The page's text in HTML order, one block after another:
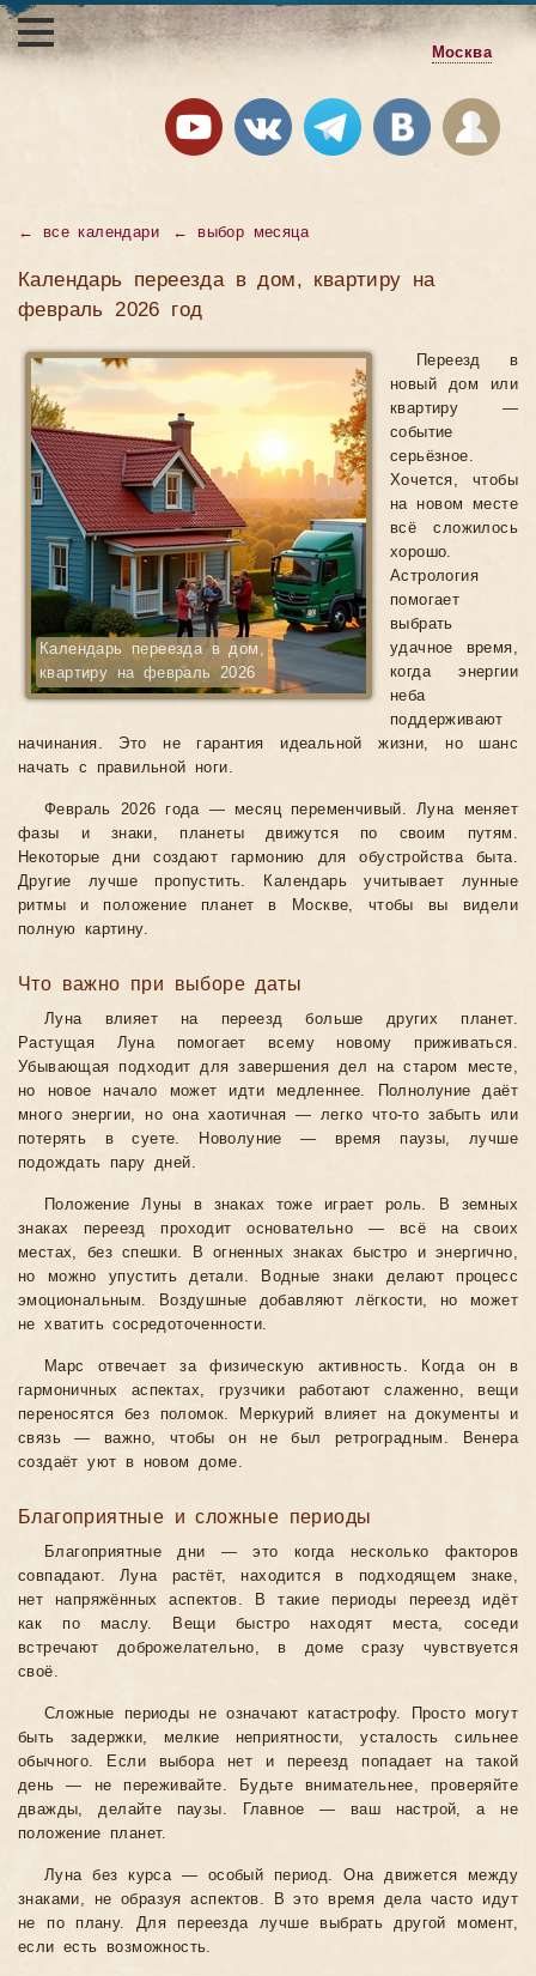
Москва
← все календари ← выбор месяца
Календарь переезда в дом, квартиру на
февраль 2026 год
Календарь переезда в дом,
квартиру на февраль 2026
Переезд в
новый дом или
квартиру —
событие
серьёзное.
Хочется, чтобы
на новом месте
всё сложилось
хорошо.
Астрология
помогает
выбрать
удачное время,
когда энергии
неба
поддерживают
начинания. Это не гарантия идеальной жизни, но шанс
начать с правильной ноги.
Февраль 2026 года — месяц переменчивый. Луна меняет
фазы и знаки, планеты движутся по своим путям.
Некоторые дни создают гармонию для обустройства быта.
Другие лучше пропустить. Календарь учитывает лунные
ритмы и положение планет в Москве, чтобы вы видели
полную картину.
Что важно при выборе даты
Луна влияет на переезд больше других планет.
Растущая Луна помогает всему новому приживаться.
Убывающая подходит для завершения дел на старом месте,
но новое начало может идти медленнее. Полнолуние даёт
много энергии, но она хаотичная — легко что-то забыть или
потерять в суете. Новолуние — время паузы, лучше
подождать пару дней.
Положение Луны в знаках тоже играет роль. В земных
знаках переезд проходит основательно — всё на своих
местах, без спешки. В огненных знаках быстро и энергично,
но можно упустить детали. Водные знаки делают процесс
эмоциональным. Воздушные добавляют лёгкости, но может
не хватить сосредоточенности.
Марс отвечает за физическую активность. Когда он в
гармоничных аспектах, грузчики работают слаженно, вещи
переносятся без поломок. Меркурий влияет на документы и
связь — важно, чтобы он не был ретроградным. Венера
создаёт уют в новом доме.
Благоприятные и сложные периоды
Благоприятные дни — это когда несколько факторов
совпадают. Луна растёт, находится в подходящем знаке,
нет напряжённых аспектов. В такие периоды переезд идёт
как по маслу. Вещи быстро находят места, соседи
встречают доброжелательно, в доме сразу чувствуется
своё.
Сложные периоды не означают катастрофу. Просто могут
быть задержки, мелкие неприятности, усталость сильнее
обычного. Если выбора нет и переезд попадает на такой
день — не переживайте. Будьте внимательнее, проверяйте
дважды, делайте паузы. Главное — ваш настрой, а не
положение планет.
Луна без курса — особый период. Она движется между
знаками, не образуя аспектов. В это время дела часто идут
не по плану. Для переезда лучше выбрать другой момент,
если есть возможность.